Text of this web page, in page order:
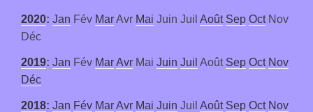
2020: Jan Fév MarAvr Mai Juin Juil Août Sep Oct Nov
Déc
2019: Jan Fév MarAvr Mai Juin Juil Août Sep Oct Nov
Déc
2018: Jan Fév MarAvr Mai Juin Juil Août Sep Oct Nov